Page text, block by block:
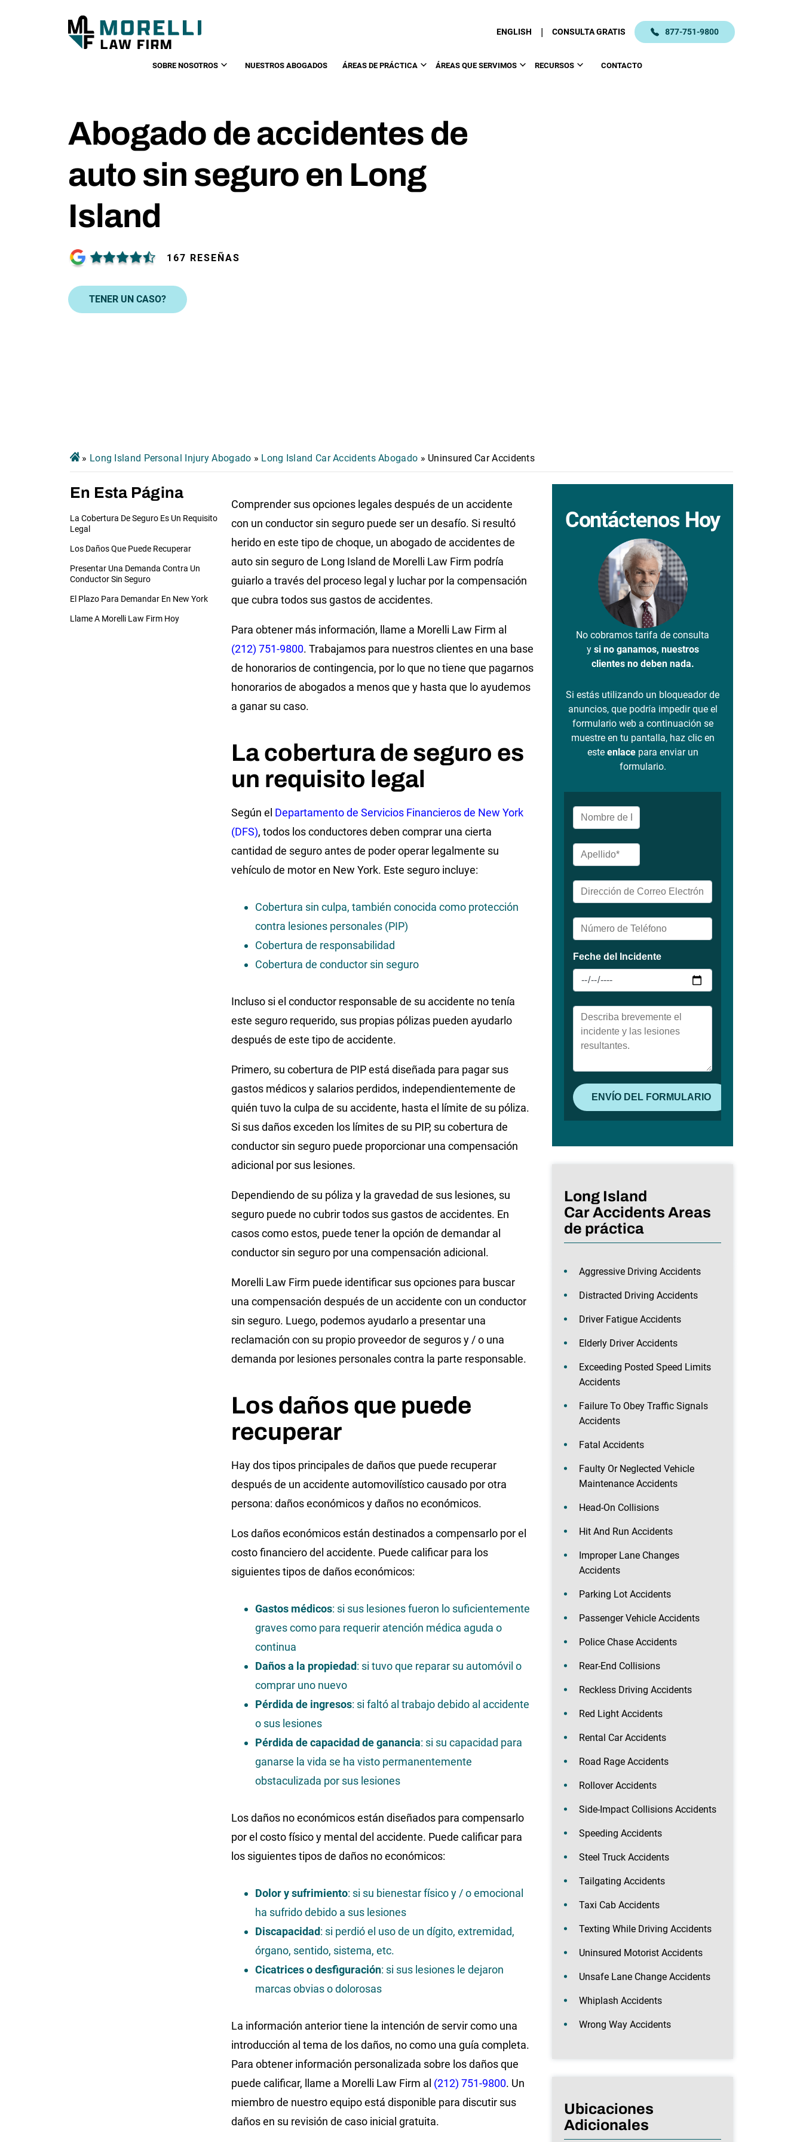
ENGLISH | CONSULTA GRATIS 877-751-9800
SOBRE NOSOTROS NUESTROS ABOGADOS ÁREAS DE PRÁCTICA ÁREAS QUE SERVIMOS RECURSOS CONTACTO
Abogado de accidentes de
auto sin seguro en Long
Island
167 RESEÑAS
TENER UN CASO?
» Long Island Personal Injury Abogado » Long Island Car Accidents Abogado » Uninsured Car Accidents
En Esta Página
La Cobertura De Seguro Es Un Requisito
Legal
Los Daños Que Puede Recuperar
Presentar Una Demanda Contra Un
Conductor Sin Seguro
El Plazo Para Demandar En New York
Llame A Morelli Law Firm Hoy
Comprender sus opciones legales después de un accidente
con un conductor sin seguro puede ser un desafío. Si resultó
herido en este tipo de choque, un abogado de accidentes de
auto sin seguro de Long Island de Morelli Law Firm podría
guiarlo a través del proceso legal y luchar por la compensación
que cubra todos sus gastos de accidentes.
Para obtener más información, llame a Morelli Law Firm al
(212) 751-9800. Trabajamos para nuestros clientes en una base
de honorarios de contingencia, por lo que no tiene que pagarnos
honorarios de abogados a menos que y hasta que lo ayudemos
a ganar su caso.
La cobertura de seguro es
un requisito legal
Según el Departamento de Servicios Financieros de New York
(DFS), todos los conductores deben comprar una cierta
cantidad de seguro antes de poder operar legalmente su
vehículo de motor en New York. Este seguro incluye:
Cobertura sin culpa, también conocida como protección
contra lesiones personales (PIP)
Cobertura de responsabilidad
Cobertura de conductor sin seguro
Incluso si el conductor responsable de su accidente no tenía
este seguro requerido, sus propias pólizas pueden ayudarlo
después de este tipo de accidente.
Primero, su cobertura de PIP está diseñada para pagar sus
gastos médicos y salarios perdidos, independientemente de
quién tuvo la culpa de su accidente, hasta el límite de su póliza.
Si sus daños exceden los límites de su PIP, su cobertura de
conductor sin seguro puede proporcionar una compensación
adicional por sus lesiones.
Dependiendo de su póliza y la gravedad de sus lesiones, su
seguro puede no cubrir todos sus gastos de accidentes. En
casos como estos, puede tener la opción de demandar al
conductor sin seguro por una compensación adicional.
Morelli Law Firm puede identificar sus opciones para buscar
una compensación después de un accidente con un conductor
sin seguro. Luego, podemos ayudarlo a presentar una
reclamación con su propio proveedor de seguros y / o una
demanda por lesiones personales contra la parte responsable.
Los daños que puede
recuperar
Hay dos tipos principales de daños que puede recuperar
después de un accidente automovilístico causado por otra
persona: daños económicos y daños no económicos.
Los daños económicos están destinados a compensarlo por el
costo financiero del accidente. Puede calificar para los
siguientes tipos de daños económicos:
Gastos médicos: si sus lesiones fueron lo suficientemente
graves como para requerir atención médica aguda o
continua
Daños a la propiedad: si tuvo que reparar su automóvil o
comprar uno nuevo
Pérdida de ingresos: si faltó al trabajo debido al accidente
o sus lesiones
Pérdida de capacidad de ganancia: si su capacidad para
ganarse la vida se ha visto permanentemente
obstaculizada por sus lesiones
Los daños no económicos están diseñados para compensarlo
por el costo físico y mental del accidente. Puede calificar para
los siguientes tipos de daños no económicos:
Dolor y sufrimiento: si su bienestar físico y / o emocional
ha sufrido debido a sus lesiones
Discapacidad: si perdió el uso de un dígito, extremidad,
órgano, sentido, sistema, etc.
Cicatrices o desfiguración: si sus lesiones le dejaron
marcas obvias o dolorosas
La información anterior tiene la intención de servir como una
introducción al tema de los daños, no como una guía completa.
Para obtener información personalizada sobre los daños que
puede calificar, llame a Morelli Law Firm al (212) 751-9800. Un
miembro de nuestro equipo está disponible para discutir sus
daños en su revisión de caso inicial gratuita.
Contáctenos Hoy
No cobramos tarifa de consulta
y si no ganamos, nuestros
clientes no deben nada.
Si estás utilizando un bloqueador de
anuncios, que podría impedir que el
formulario web a continuación se
muestre en tu pantalla, haz clic en
este enlacepara enviar un
formulario.
Long Island
Car Accidents Areas
de práctica
Aggressive Driving Accidents
Distracted Driving Accidents
Driver Fatigue Accidents
Elderly Driver Accidents
Exceeding Posted Speed Limits
Accidents
Failure To Obey Traffic Signals
Accidents
Fatal Accidents
Faulty Or Neglected Vehicle
Maintenance Accidents
Head-On Collisions
Hit And Run Accidents
Improper Lane Changes
Accidents
Parking Lot Accidents
Passenger Vehicle Accidents
Police Chase Accidents
Rear-End Collisions
Reckless Driving Accidents
Red Light Accidents
Rental Car Accidents
Road Rage Accidents
Rollover Accidents
Side-Impact Collisions Accidents
Speeding Accidents
Steel Truck Accidents
Tailgating Accidents
Taxi Cab Accidents
Texting While Driving Accidents
Uninsured Motorist Accidents
Unsafe Lane Change Accidents
Whiplash Accidents
Wrong Way Accidents
Ubicaciones
Adicionales